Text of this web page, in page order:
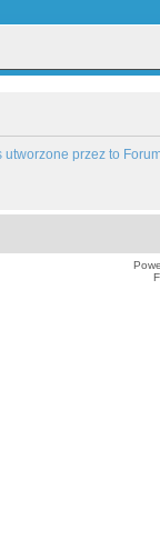
utworzone przez to